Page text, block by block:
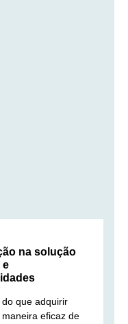
na solução
e
que adquirir
eficaz de